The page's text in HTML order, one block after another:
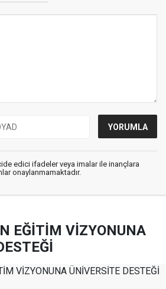
edici ifadeler veya imalar ile inançlara
onaylanmamaktadır.
EĞİTİM VİZYONUNA